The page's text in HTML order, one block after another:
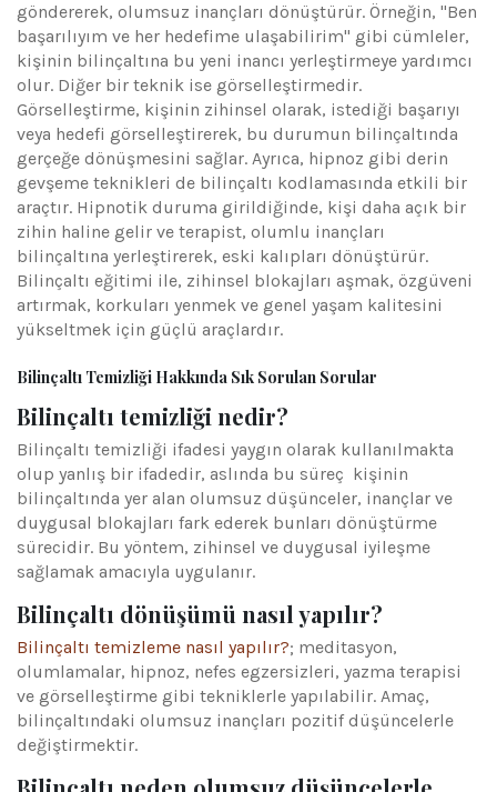
göndererek, olumsuz inançları dönüştürür. Örneğin, "Ben
başarılıyım ve her hedefime ulaşabilirim" gibi cümleler,
kişinin bilinçaltına bu yeni inancı yerleştirmeye yardımcı
olur. Diğer bir teknik ise görselleştirmedir.
Görselleştirme, kişinin zihinsel olarak, istediği başarıyı
veya hedefi görselleştirerek, bu durumun bilinçaltında
gerçeğe dönüşmesini sağlar. Ayrıca, hipnoz gibi derin
gevşeme teknikleri de bilinçaltı kodlamasında etkili bir
araçtır. Hipnotik duruma girildiğinde, kişi daha açık bir
zihin haline gelir ve terapist, olumlu inançları
bilinçaltına yerleştirerek, eski kalıpları dönüştürür.
Bilinçaltı eğitimi ile, zihinsel blokajları aşmak, özgüveni
artırmak, korkuları yenmek ve genel yaşam kalitesini
yükseltmek için güçlü araçlardır.
Bilinçaltı Temizliği Hakkında Sık Sorulan Sorular
Bilinçaltı temizliği nedir?
Bilinçaltı temizliği ifadesi yaygın olarak kullanılmakta
olup yanlış bir ifadedir, aslında bu süreç kişinin
bilinçaltında yer alan olumsuz düşünceler, inançlar ve
duygusal blokajları fark ederek bunları dönüştürme
sürecidir. Bu yöntem, zihinsel ve duygusal iyileşme
sağlamak amacıyla uygulanır.
Bilinçaltı dönüşümü nasıl yapılır?
Bilinçaltı temizleme nasıl yapılır?; meditasyon,
olumlamalar, hipnoz, nefes egzersizleri, yazma terapisi
ve görselleştirme gibi tekniklerle yapılabilir. Amaç,
bilinçaltındaki olumsuz inançları pozitif düşüncelerle
değiştirmektir.